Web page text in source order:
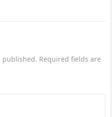
published. Required fields are